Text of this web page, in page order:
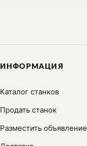
ИНФОРМАЦИЯ
Каталог станков
Продать станок
Разместить объявление